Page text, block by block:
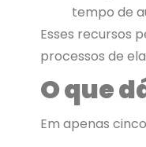
tempo de
Esses recursos
processos de
O que
Em apenas